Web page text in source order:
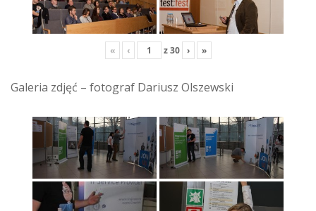
« ‹ z30 › »
Galeria zdjęć – fotograf Dariusz Olszewski